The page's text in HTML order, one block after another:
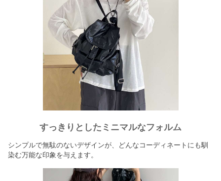
すっきりとしたミニマルなフォルム
シンプルで無駄のないデザインが、どんなコーディネートにも馴
染む万能な印象を与えます。